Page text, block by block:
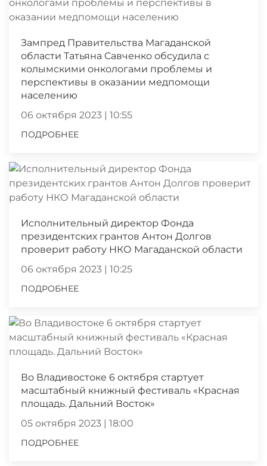
Зампред Правительства Магаданской
области Татьяна Савченко обсудила с
колымскими онкологами проблемы и
перспективы в оказании медпомощи
населению
06 октября 2023 | 10:55
ПОДРОБНЕЕ
Исполнительный директор Фонда
президентских грантов Антон Долгов
проверит работу НКО Магаданской области
06 октября 2023 | 10:25
ПОДРОБНЕЕ
Во Владивостоке 6 октября стартует
масштабный книжный фестиваль «Красная
площадь. Дальний Восток»
05 октября 2023 | 18:00
ПОДРОБНЕЕ